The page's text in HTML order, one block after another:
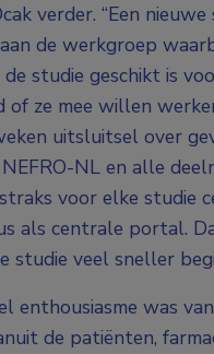
verder. “Een
de werkgroep
studie geschikt is
ze mee willen
uitsluitsel over
NL en alle
voor elke studie
als centrale portal.
studie veel sneller
enthousiasme was
de patiënten,